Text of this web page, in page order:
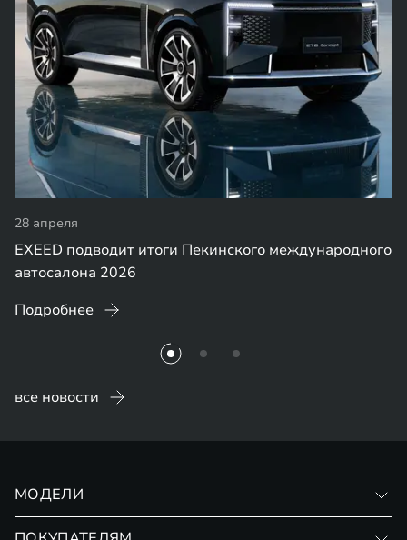
28 апреля
EXEED подводит итоги Пекинского международного
автосалона 2026
Подробнее
все новости
МОДЕЛИ